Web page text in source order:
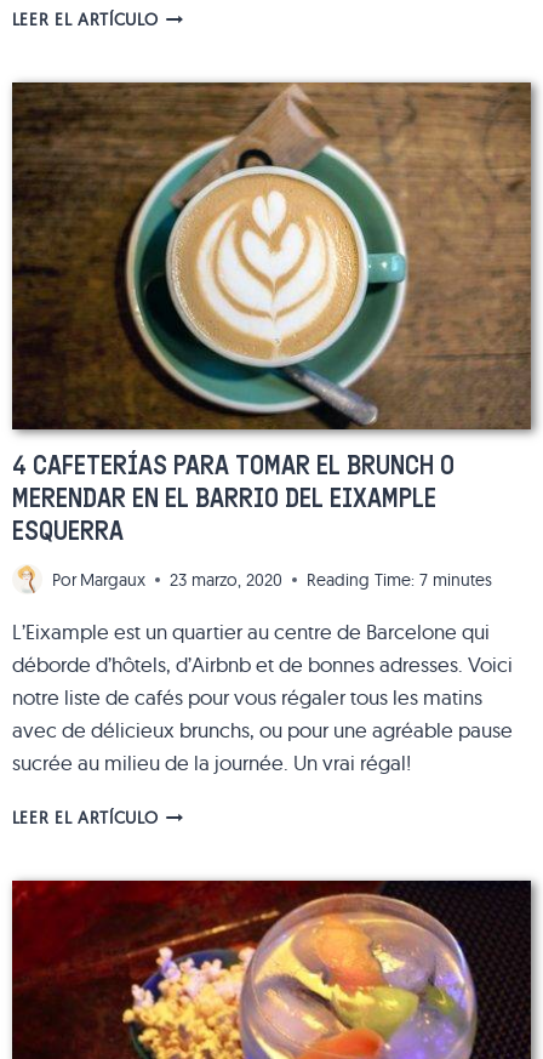
LEER EL ARTÍCULOMOSTASSA,
ÉTICA
DEL
EIXAMPLE
EN
BARCELONA
4 CAFETERÍAS PARA TOMAR EL BRUNCH O
MERENDAR EN EL BARRIO DEL EIXAMPLE
ESQUERRA
Por Margaux 23 marzo, 2020 Reading Time: 7 minutes
L’Eixample est un quartier au centre de Barcelone qui
déborde d’hôtels, d’Airbnb et de bonnes adresses. Voici
notre liste de cafés pour vous régaler tous les matins
avec de délicieux brunchs, ou pour une agréable pause
sucrée au milieu de la journée. Un vrai régal!
LEER EL ARTÍCULO4
TOMAR
EL
BRUNCH
O
MERENDAR
EN
EL